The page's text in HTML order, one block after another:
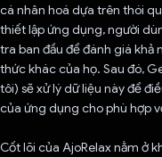
cá nhân hoá dựa trên thói
thiết lập ứng dụng, người
tra ban đầu để đánh giá khả
thức khác của họ. Sau đó,
tôi) sẽ xử lý dữ liệu này để
của ứng dụng cho phù hợp
Cốt lõi của AjoRelax nằm ở